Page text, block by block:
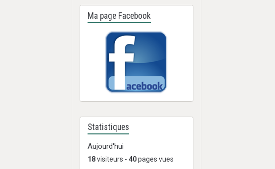
Ma page Facebook
Statistiques
Aujourd'hui
18visiteurs -40pages vues